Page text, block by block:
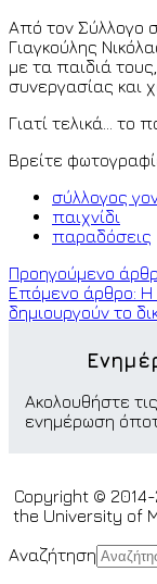
Από τον Σύλλογο
Γιαγκούλης
με τα παιδιά
συνεργασίας και
Γιατί τελικά… το
Βρείτε
σύλλογος
παιχνίδι
παραδόσεις
Προηγούμενο
Επόμενο άρθρο: Η
δημιουργούν το
Ακολουθήστε
ενημέρωση
Copyright ©
the University of
Αναζήτηση